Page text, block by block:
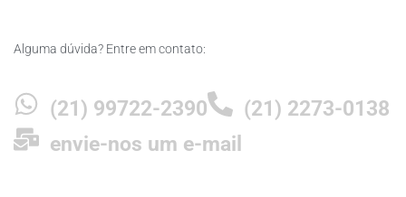
Alguma dúvida? Entre em contato:
(21) 99722-2390
(21) 2273-0138
envie-nos um e-mail